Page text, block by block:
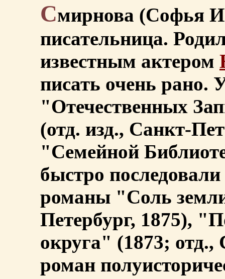
Смирнова (Софья
писательница.
известным актером
писать очень рано.
"Отечественных
(отд. изд., Санкт-
"Семейной
быстро
романы "Соль
Петербург, 1875),
округа" (1873; отд.,
роман